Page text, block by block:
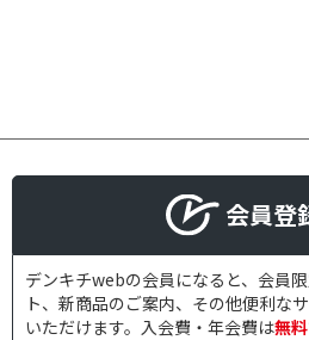
会員登
デンキチwebの会員になると、会員
ト、新商品のご案内、その他便利な
いただけます。入会費・年会費は無料